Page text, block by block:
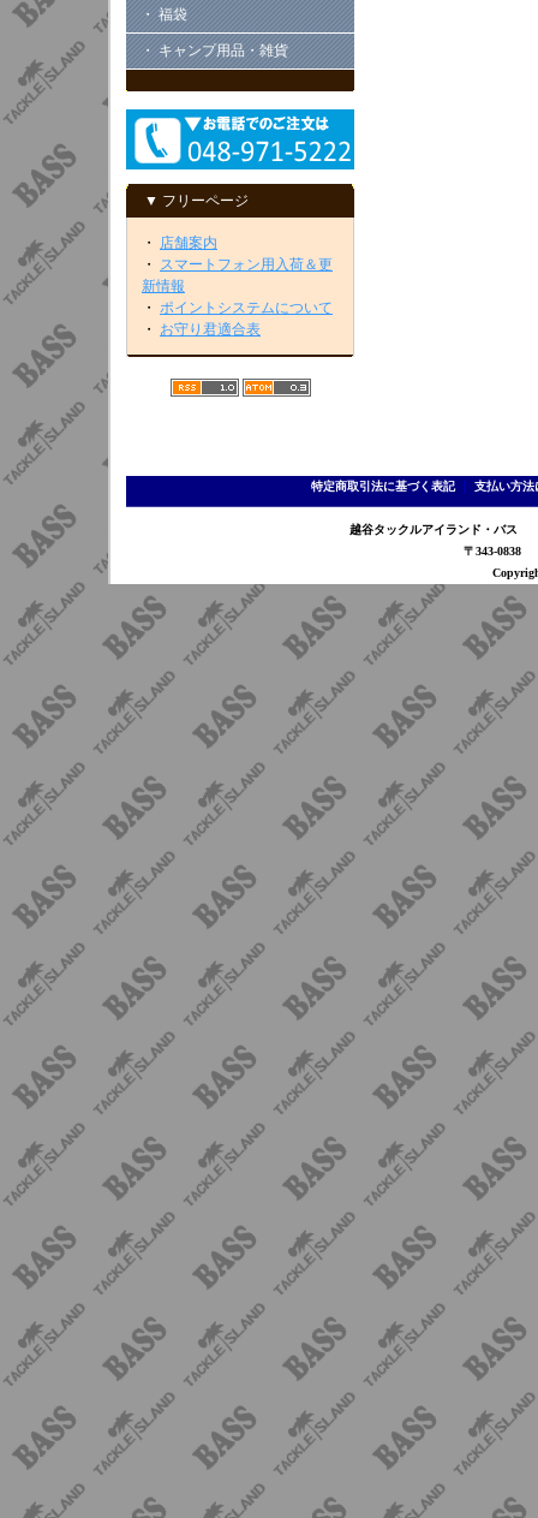
・ 福袋
・ キャンプ用品・雑貨
▼ フリーページ
・ 店舗案内
・ スマートフォン用入荷＆更
新情報
・ ポイントシステムについて
・ お守り君適合表
特定商取引法に基づく表記｜ 支払い方法
越谷タックルアイランド・バ
〒343-0838